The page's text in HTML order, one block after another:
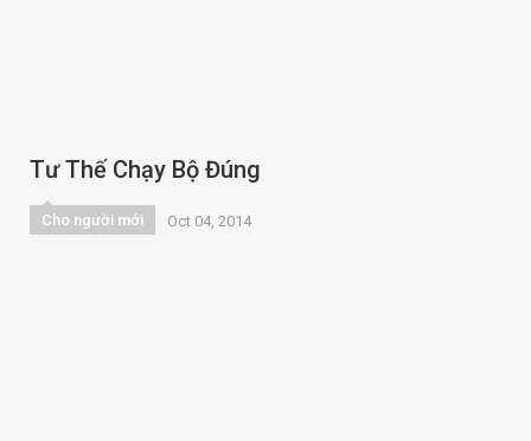
Tư Thế Chạy Bộ Đúng
Cho người mới Oct 04, 2014